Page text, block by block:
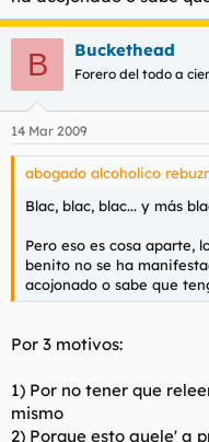
B Buckethead
Forero del todo a
14 Mar 2009
abogado alcoholico
Blac, blac, blac... y más
Pero eso es cosa aparte,
benito no se ha
acojonado o sabe que
Por 3 motivos:
1) Por no tener que
mismo
2) Porque esto guele' a